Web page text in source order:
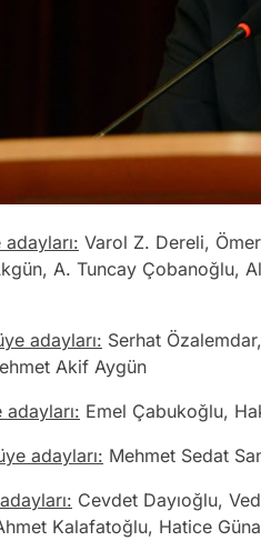
Varol Z. Dereli,
A. Tuncay Çobanoğlu,
adayları: Serhat Özalemdar,
Akif Aygün
Emel Çabukoğlu,
adayları: Mehmet Sedat
Cevdet Dayıoğlu,
Kalafatoğlu, Hatice